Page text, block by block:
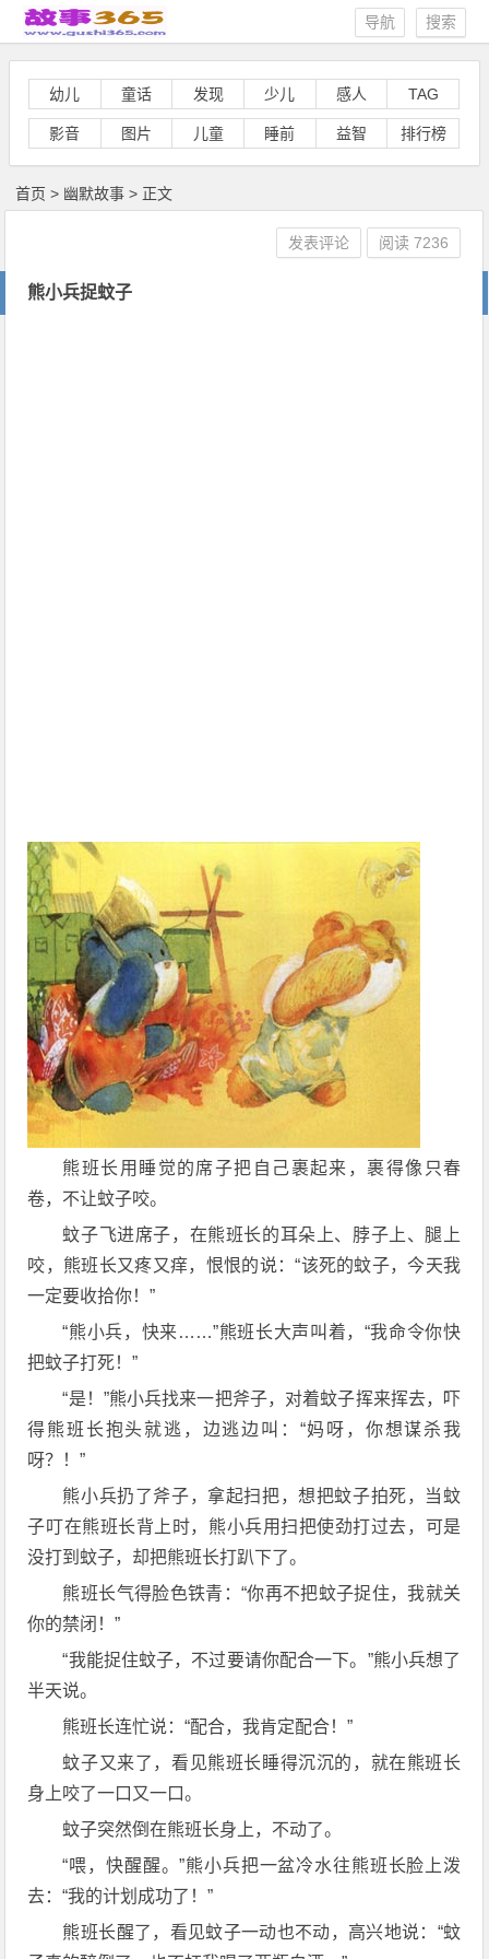
搜索
导航
幼儿 童话 发现 少儿 感人 TAG
影音 图片 儿童 睡前 益智 排行榜
首页 > 幽默故事 > 正文
熊小兵捉蚊子
熊班长用睡觉的席子把自己裹起来，裹得像只春
卷，不让蚊子咬。
蚊子飞进席子，在熊班长的耳朵上、脖子上、腿上
咬，熊班长又疼又痒，恨恨的说：“该死的蚊子，今天我
一定要收拾你！”
“熊小兵，快来……”熊班长大声叫着，“我命令你快
把蚊子打死！”
“是！”熊小兵找来一把斧子，对着蚊子挥来挥去，吓
得熊班长抱头就逃，边逃边叫：“妈呀，你想谋杀我
呀？！”
熊小兵扔了斧子，拿起扫把，想把蚊子拍死，当蚊
子叮在熊班长背上时，熊小兵用扫把使劲打过去，可是
没打到蚊子，却把熊班长打趴下了。
熊班长气得脸色铁青：“你再不把蚊子捉住，我就关
你的禁闭！”
“我能捉住蚊子，不过要请你配合一下。”熊小兵想了
半天说。
熊班长连忙说：“配合，我肯定配合！”
蚊子又来了，看见熊班长睡得沉沉的，就在熊班长
身上咬了一口又一口。
蚊子突然倒在熊班长身上，不动了。
“喂，快醒醒。”熊小兵把一盆冷水往熊班长脸上泼
去：“我的计划成功了！”
熊班长醒了，看见蚊子一动也不动，高兴地说：“蚊
发表评论 阅读7236